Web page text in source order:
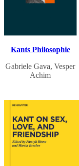
Kants Philosophie
Gabriele Gava, Vesper
Achim